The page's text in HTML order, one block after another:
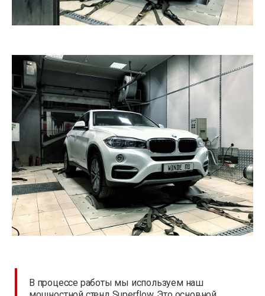
В процессе работы мы используем наш